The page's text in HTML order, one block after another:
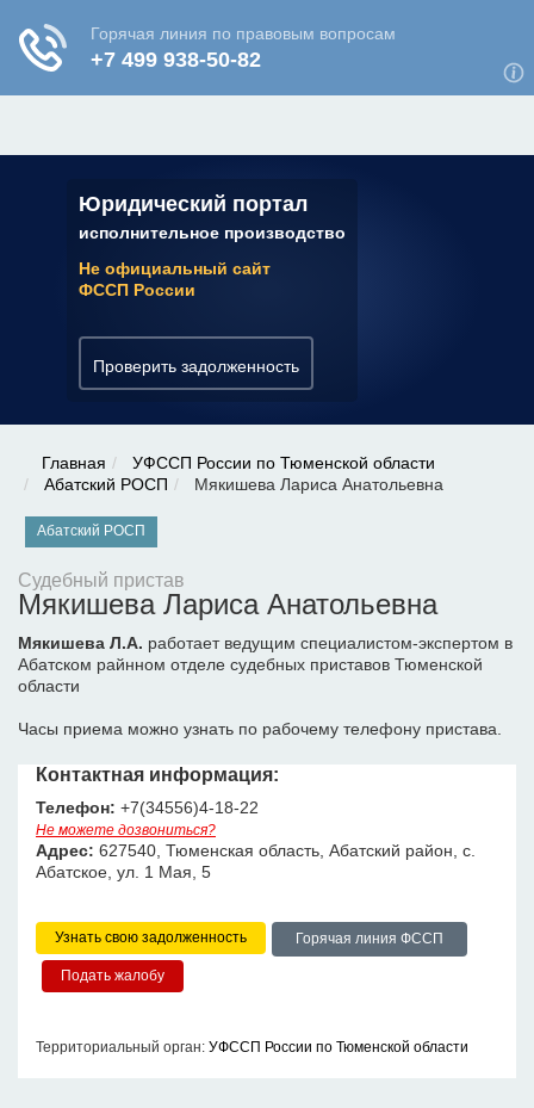
Юридический портал
исполнительное производство
Не официальный сайт
ФССП России
Проверить задолженность
✆ 7 (800) 350-22-64
Главная
УФССП России по Тюменской области
Абатский РОСП
Мякишева Лариса Анатольевна
Абатский РОСП
Судебный пристав
Мякишева Лариса Анатольевна
Мякишева Л.А. работает ведущим специалистом-экспертом в
Абатском райнном отделе судебных приставов Тюменской
области
Часы приема можно узнать по рабочему телефону пристава.
Контактная информация:
Телефон: +7(34556)4-18-22
Не можете дозвониться?
Адрес: 627540, Тюменская область, Абатский район, с.
Абатское, ул. 1 Мая, 5
Узнать свою задолженность Горячая линия ФССП
Территориальный орган: УФССП России по Тюменской области